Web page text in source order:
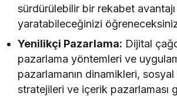
sürdürülebilir bir rekabet avantajı
yaratabileceğinizi
Yenilikçi Pazarlama: Dijital
pazarlama yöntemleri ve
pazarlamanın dinamikleri,
stratejileri ve içerik pazarlaması